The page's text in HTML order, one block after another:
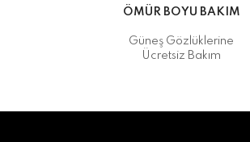
ÖMÜR BOYU BAKIM
Güneş Gözlüklerine
Ücretsiz Bakım